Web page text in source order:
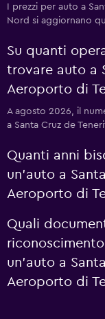
I prezzi per auto a
Nord si aggiornano
Su quanti
trovare auto a
Aeroporto di
A agosto 2026, il
a Santa Cruz de
Quanti anni
un'auto a
Aeroporto di
Quali
un'auto a
Aeroporto di